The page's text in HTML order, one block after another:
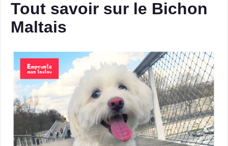
Tout savoir sur le Bichon
Maltais